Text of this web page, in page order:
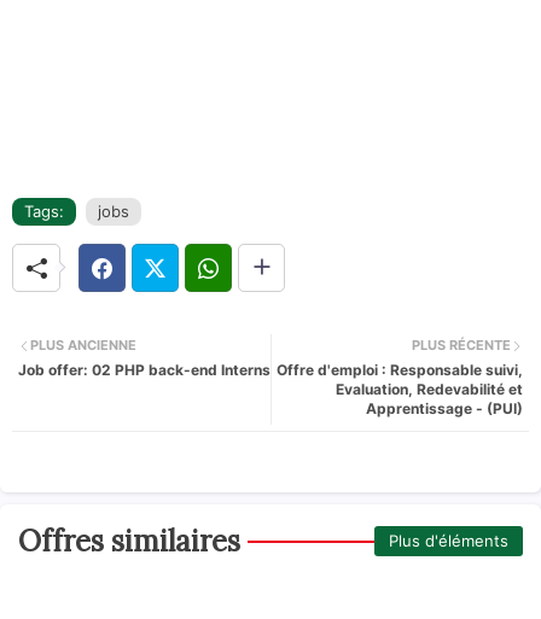
Tags: jobs
PLUS RÉCENTE
Offre d'emploi : Responsable suivi,
Evaluation, Redevabilité et
Apprentissage - (PUI)
PLUS ANCIENNE
Job offer: 02 PHP back-end Interns
Offres similaires Plus d'éléments